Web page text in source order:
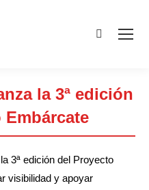
Buscar:
la 3ª edición
aquí:
3ª edición del Proyecto
visibilidad y apoyar